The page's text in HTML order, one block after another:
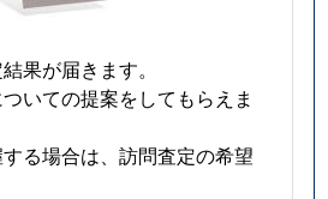
果が届きます。
いての提案をしてもらえま
る場合は、訪問査定の希望